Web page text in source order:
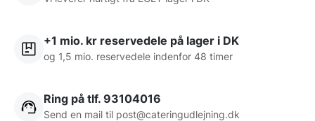
+1 mio. kr reservedele på lager i DK
og 1,5 mio. reservedele indenfor 48 timer
Ring på tlf. 93104016
Send en mail til post@cateringudlejning.dk